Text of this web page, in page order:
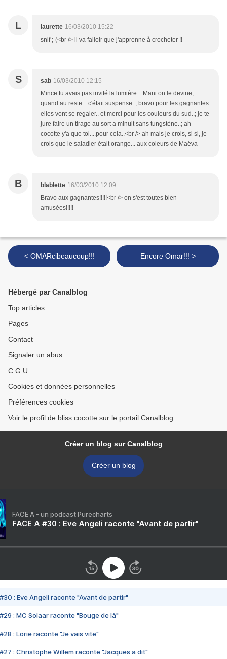
L laurette 16/03/2010 15:22
snif ;-(<br /> il va falloir que j'apprenne à crocheter !!
S sab 16/03/2010 12:15
Mince tu avais pas invité la lumière... Mani on le devine,
quand au reste... c'était suspense..; bravo pour les gagnantes
elles vont se regaler.. et merci pour les couleurs du sud..; je te
jure faire un tirage au sort a minuit sans tungstène..; ah
cocotte y'a que toi....pour cela..<br /> ah mais je crois, si si, je
crois que le saladier était orange... aux coleurs de Maëva
B blablette 16/03/2010 12:09
Bravo aux gagnantes!!!!!<br /> on s'est toutes bien
amusées!!!!!
< OMARcibeaucoup!!! Encore Omar!!! >
Hébergé par Canalblog
Top articles
Pages
Contact
Signaler un abus
C.G.U.
Cookies et données personnelles
Préférences cookies
Voir le profil de bliss cocotte sur le portail Canalblog
Créer un blog sur Canalblog
Créer un blog
FACE A - un podcast Purecharts
FACE A #30 : Eve Angeli raconte "Avant de partir"
#30 : Eve Angeli raconte "Avant de partir"
#29 : MC Solaar raconte "Bouge de là"
#28 : Lorie raconte "Je vais vite"
#27 : Christophe Willem raconte "Jacques a dit"